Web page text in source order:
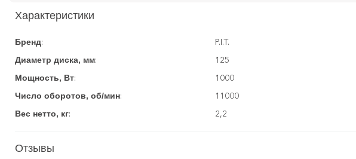
Характеристики
Бренд: P.I.T.
Диаметр диска, мм: 125
Мощность, Вт: 1000
Число оборотов, об/мин: 11000
Вес нетто, кг: 2,2
Отзывы